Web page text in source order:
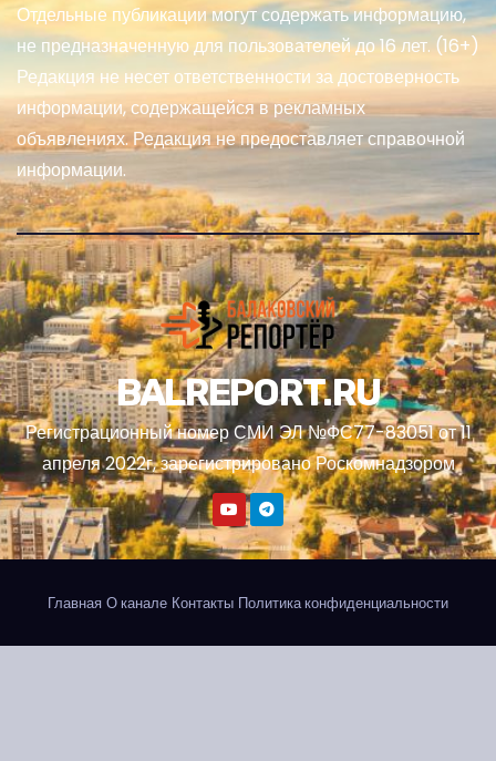
Отдельные публикации могут содержать информацию,
не предназначенную для пользователей до 16 лет. (16+)
Редакция не несет ответственности за достоверность
информации, содержащейся в рекламных
объявлениях. Редакция не предоставляет справочной
информации.
BALREPORT.RU
Регистрационный номер СМИ ЭЛ №ФС77-83051 от 11
апреля 2022г, зарегистрировано Роскомнадзором
Главная О канале Контакты Политика конфиденциальности